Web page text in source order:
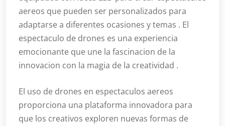
aereos que pueden ser personalizados para
adaptarse a diferentes ocasiones y temas . El
espectaculo de drones es una experiencia
emocionante que une la fascinacion de la
innovacion con la magia de la creatividad .
El uso de drones en espectaculos aereos
proporciona una plataforma innovadora para
que los creativos exploren nuevas formas de